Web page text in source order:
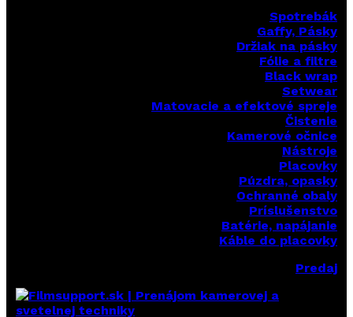
Spotrebák
Gaffy, Pásky
Držiak na pásky
Fólie a filtre
Black wrap
Setwear
Matovacie a efektové spreje
Čistenie
Kamerové očnice
Nástroje
Placovky
Púzdra, opasky
Ochranné obaly
Príslušenstvo
Batérie, napájanie
Káble do placovky
Predaj